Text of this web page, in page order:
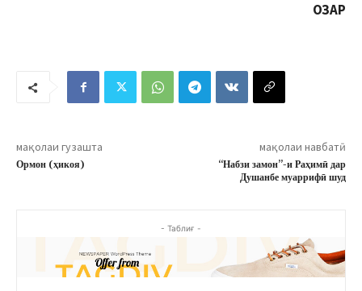
ОЗАР
мақолаи гузашта
Ормон (ҳикоя)
мақолаи навбатӣ
“Набзи замон”-и Раҳимӣ дар
Душанбе муаррифӣ шуд
- Таблиғ -